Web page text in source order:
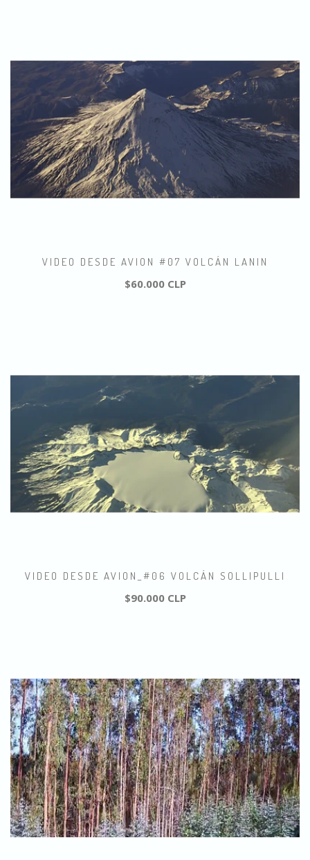
VIDEO DESDE AVION #07 VOLCÁN LANIN
$60.000 CLP
VIDEO DESDE AVION_#06 VOLCÁN SOLLIPULLI
$90.000 CLP